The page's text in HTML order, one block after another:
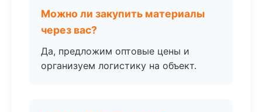
Можно ли закупить материалы
через вас?
Да, предложим оптовые цены и
организуем логистику на объект.